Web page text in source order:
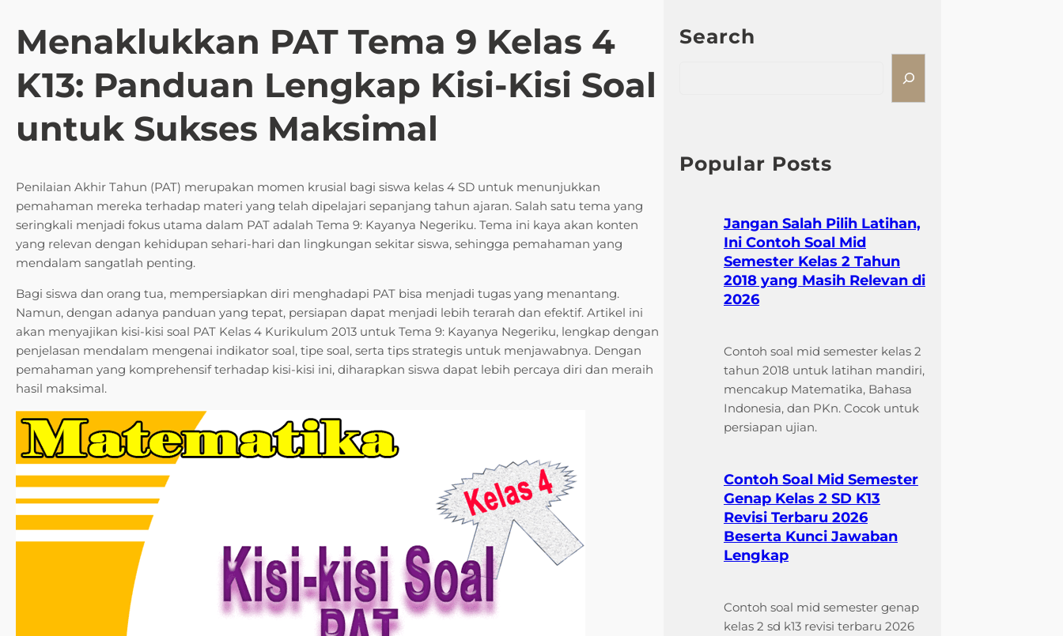
Menaklukkan PAT Tema 9 Kelas 4
K13: Panduan Lengkap Kisi-Kisi Soal
untuk Sukses Maksimal
Penilaian Akhir Tahun (PAT) merupakan momen krusial bagi siswa kelas 4 SD untuk menunjukkan
pemahaman mereka terhadap materi yang telah dipelajari sepanjang tahun ajaran. Salah satu tema yang
seringkali menjadi fokus utama dalam PAT adalah Tema 9: Kayanya Negeriku. Tema ini kaya akan konten
yang relevan dengan kehidupan sehari-hari dan lingkungan sekitar siswa, sehingga pemahaman yang
mendalam sangatlah penting.
Bagi siswa dan orang tua, mempersiapkan diri menghadapi PAT bisa menjadi tugas yang menantang.
Namun, dengan adanya panduan yang tepat, persiapan dapat menjadi lebih terarah dan efektif. Artikel ini
akan menyajikan kisi-kisi soal PAT Kelas 4 Kurikulum 2013 untuk Tema 9: Kayanya Negeriku, lengkap dengan
penjelasan mendalam mengenai indikator soal, tipe soal, serta tips strategis untuk menjawabnya. Dengan
pemahaman yang komprehensif terhadap kisi-kisi ini, diharapkan siswa dapat lebih percaya diri dan meraih
hasil maksimal.
Search
h
Popular Posts
Jangan Salah Pilih Latihan,
Ini Contoh Soal Mid
Semester Kelas 2 Tahun
2018 yang Masih Relevan di
2026
Contoh soal mid semester kelas 2
tahun 2018 untuk latihan mandiri,
mencakup Matematika, Bahasa
Indonesia, dan PKn. Cocok untuk
persiapan ujian.
Contoh Soal Mid Semester
Genap Kelas 2 SD K13
Revisi Terbaru 2026
Beserta Kunci Jawaban
Lengkap
Contoh soal mid semester genap
kelas 2 sd k13 revisi terbaru 2026